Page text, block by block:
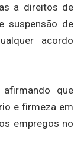
a direitos de
suspensão de
acordo
que
e firmeza em
empregos no